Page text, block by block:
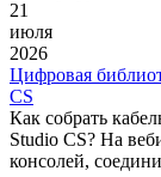
21
июля
2026
Цифровая
CS
Как собрать
Studio CS? На
консолей,